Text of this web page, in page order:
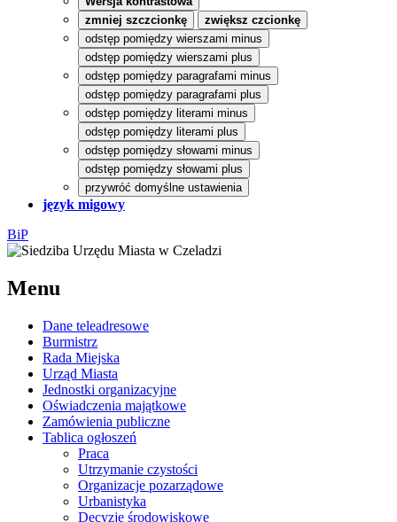
zmniej szczcionkę
zwiększ czcionkę
odstęp pomiędzy wierszami minus
odstęp pomiędzy wierszami plus
odstęp pomiędzy paragrafami minus
odstęp pomiędzy paragrafami plus
odstęp pomiędzy literami minus
odstęp pomiędzy literami plus
odstęp pomiędzy słowami minus
odstęp pomiędzy słowami plus
przywróć domyślne ustawienia
język migowy
BiP
Menu
Dane teleadresowe
Burmistrz
Rada Miejska
Urząd Miasta
Jednostki organizacyjne
Oświadczenia majątkowe
Zamówienia publiczne
Tablica ogłoszeń
Praca
Utrzymanie czystości
Organizacje pozarządowe
Urbanistyka
Decyzje środowiskowe